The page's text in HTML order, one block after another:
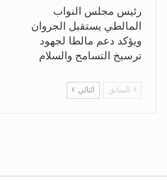
رئيس مجلس النواب
المالطي يستقبل الجروان
ويؤكد دعم مالطا لجهود
ترسيخ التسامح والسلام
السابق التالي